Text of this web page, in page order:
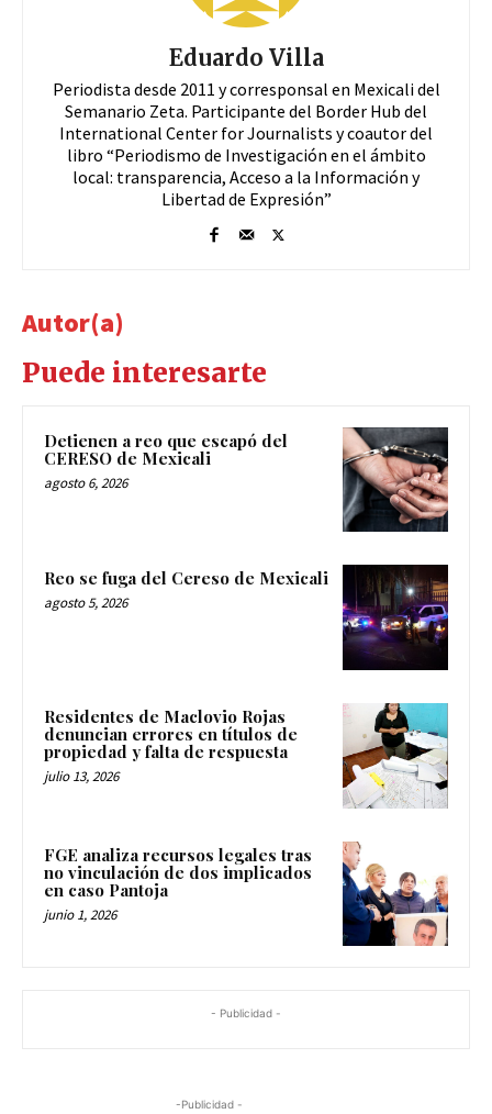
Eduardo Villa
Periodista desde 2011 y corresponsal en Mexicali del
Semanario Zeta. Participante del Border Hub del
International Center for Journalists y coautor del
libro “Periodismo de Investigación en el ámbito
local: transparencia, Acceso a la Información y
Libertad de Expresión”
Autor(a)
Puede interesarte
Detienen a reo que escapó del
CERESO de Mexicali
agosto 6, 2026
Reo se fuga del Cereso de Mexicali
agosto 5, 2026
Residentes de Maclovio Rojas
denuncian errores en títulos de
propiedad y falta de respuesta
julio 13, 2026
FGE analiza recursos legales tras
no vinculación de dos implicados
en caso Pantoja
junio 1, 2026
- Publicidad -
-Publicidad -